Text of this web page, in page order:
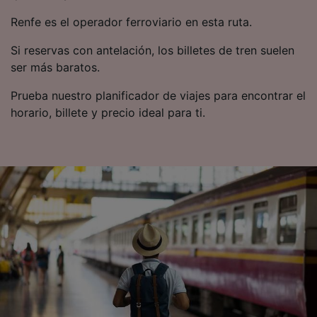
Renfe es el operador ferroviario en esta ruta.
Si reservas con antelación, los billetes de tren suelen
ser más baratos.
Prueba nuestro planificador de viajes para encontrar el
horario, billete y precio ideal para ti.
Utilizar datos de localización geográfica
características del dispositivo para su
identificación. Almacenar la información en un
contenido personalizados, medición de
publicidad y contenido, investigación de